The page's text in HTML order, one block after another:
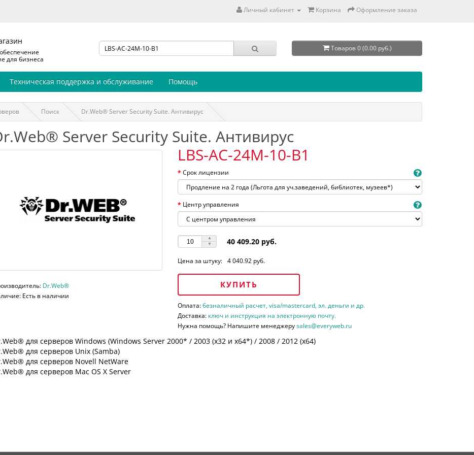
Личный кабинет Корзина Оформление заказа
для бизнеса
Товаров 0 (0.00 руб.)
Техническая поддержка и обслуживание Помощь
Поиск Dr.Web® Server Security Suite. Антивирус
Server Security Suite. Антивирус
Dr.Web®
Есть в наличии
LBS-AC-24M-10-B1
Срок лицензии
Центр управления
40 409.20 руб.
Цена за штуку: 4 040.92 руб.
КУПИТЬ
Оплата:безналичный расчет, visa/mastercard, эл. деньги и др.
Доставка: ключ и инструкция на электронную почту.
Нужна помощь? Напишите менеджеруsales@everyweb.ru
для серверов Windows (Windows Server 2000* / 2003 (х32 и х64*) / 2008 / 2012 (х64)
для серверов Unix (Samba)
для серверов Novell NetWare
для серверов Mac OS X Server